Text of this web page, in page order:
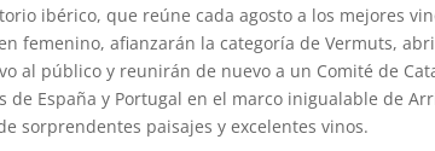
ibérico, que reúne cada agosto a los mejores
femenino, afianzarán la categoría de Vermuts,
al público y reunirán de nuevo a un Comité de
de España y Portugal en el marco inigualable de
sorprendentes paisajes y excelentes vinos.